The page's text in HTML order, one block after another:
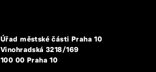
Úřad městské části Praha 10
Vinohradská 3218/169
100 00 Praha 10